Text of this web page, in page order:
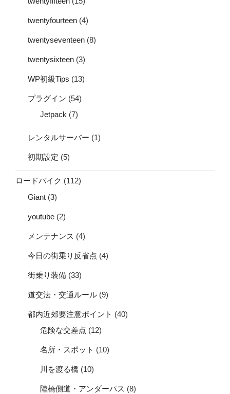
twentyfourteen (4)
twentyseventeen (8)
twentysixteen (3)
WP初級Tips (13)
プラグイン (54)
Jetpack (7)
レンタルサーバー (1)
初期設定 (5)
ロードバイク (112)
Giant (3)
youtube (2)
メンテナンス (4)
今日の街乗り反省点 (4)
街乗り装備 (33)
道交法・交通ルール (9)
都内近郊要注意ポイント (40)
危険な交差点 (12)
名所・スポット (10)
川を渡る橋 (10)
陸橋側道・アンダーパス (8)